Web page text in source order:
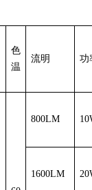
色
温
流明 功
800LM
1600LM